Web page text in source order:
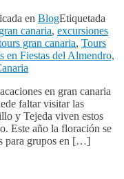
en BlogEtiquetada
canaria, excursiones
gran canaria, Tours
en Fiestas del Almendro,
en gran canaria
faltar visitar las
y Tejeda viven estos
Este año la floración se
para grupos en […]